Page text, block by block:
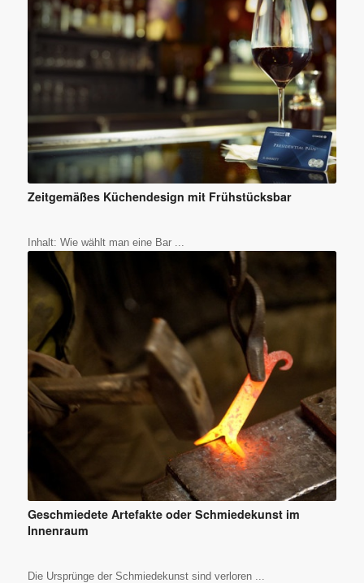
Zeitgemäßes Küchendesign mit Frühstücksbar
Inhalt: Wie wählt man eine Bar ...
Geschmiedete Artefakte oder Schmiedekunst im
Innenraum
Die Ursprünge der Schmiedekunst sind verloren ...